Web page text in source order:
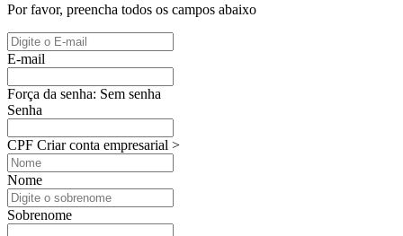
Por favor, preencha todos os campos abaixo
E-mail
Força da senha: Sem senha
Senha
CPF Criar conta empresarial >
Nome
Sobrenome